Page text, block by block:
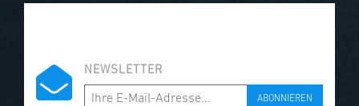
NEWSLETTER
ABONNIEREN